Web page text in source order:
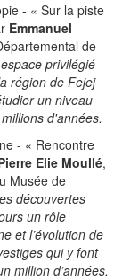
- « Sur la piste
Emmanuel
de
privilégié
région de Fejej
un niveau
d'années.
- « Rencontre
Elie Moullé,
Musée de
découvertes
un rôle
et l’évolution de
qui y font
million d’années.